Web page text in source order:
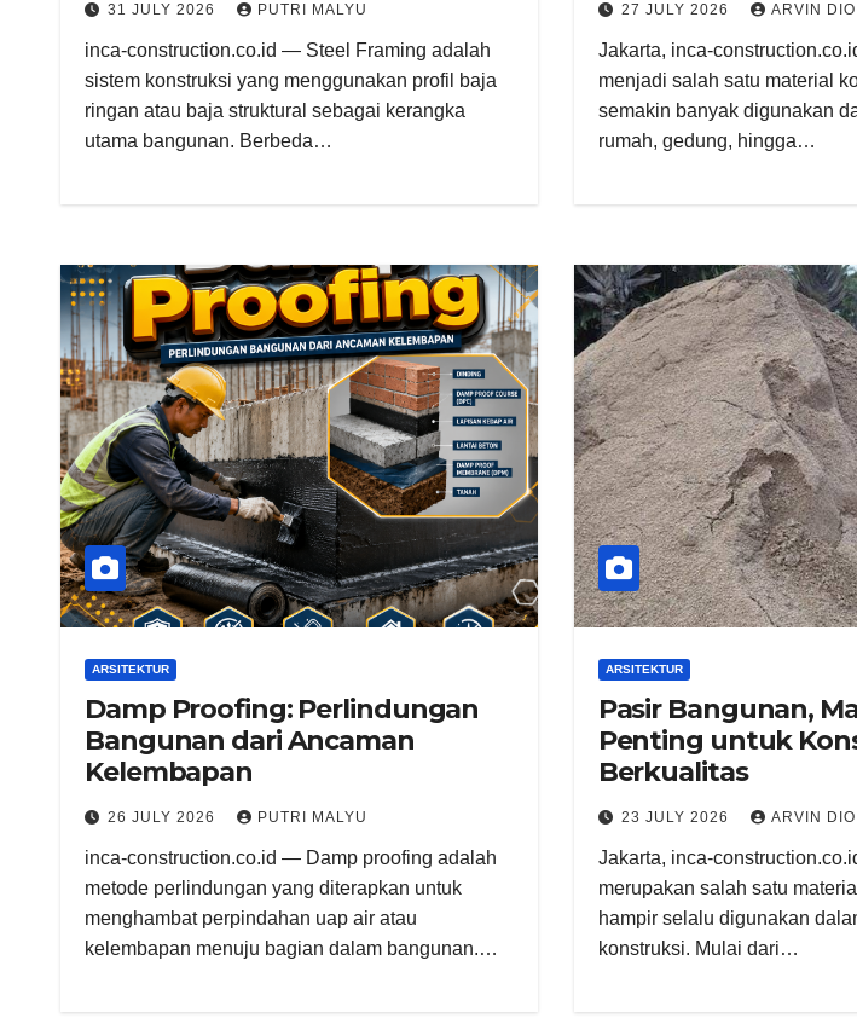
31 JULY 2026 PUTRI MALYU
inca-construction.co.id — Steel Framing adalah
sistem konstruksi yang menggunakan profil baja
ringan atau baja struktural sebagai kerangka
utama bangunan. Berbeda…
27 JULY 2026 ARVIN DIO
Jakarta, inca-
menjadi salah satu material
semakin banyak digunakan
rumah, gedung, hingga…
ARSITEKTUR
Damp Proofing: Perlindungan
Bangunan dari Ancaman
Kelembapan
26 JULY 2026 PUTRI MALYU
inca-construction.co.id — Damp proofing adalah
metode perlindungan yang diterapkan untuk
menghambat perpindahan uap air atau
kelembapan menuju bagian dalam bangunan.…
ARSITEKTUR
Pasir Bangunan,
Penting untuk
Berkualitas
23 JULY 2026 ARVIN DIO
Jakarta, inca-
merupakan salah satu
hampir selalu digunakan
konstruksi. Mulai dari…